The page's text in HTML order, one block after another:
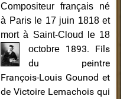
Compositeur français né
à Paris le 17 juin 1818 et
mort à Saint-Cloud le 18
octobre
1893. Fils
du peintre
François-Louis Gounod et
de Victoire Lemachois qui